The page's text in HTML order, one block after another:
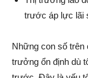
trước áp lực lãi
Những con số trên
trưởng ổn định dù